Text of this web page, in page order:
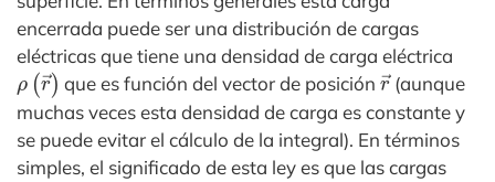
encerrada puede ser una distribución de cargas
eléctricas que tiene una densidad de carga eléctrica
ρ(r→)
que es función del vector de posiciónr→
(aunque
muchas veces esta densidad de carga es constante y
se puede evitar el cálculo de la integral). En términos
simples, el significado de esta ley es que las cargas